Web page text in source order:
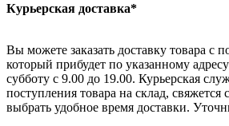
Курьерская доставка*
Вы можете заказать доставку товара с
который прибудет по указанному
субботу с 9.00 до 19.00. Курьерская
поступления товара на склад,
выбрать удобное время доставки.